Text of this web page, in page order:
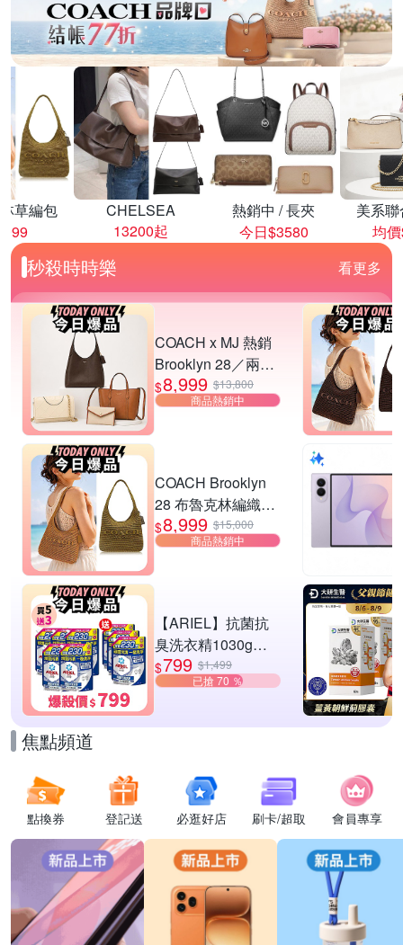
草編包
CHELSEA
13200起
熱銷中 / 長夾
今日$3580
美系
均
秒殺時時樂 看更多
COACH x MJ 熱銷
Brooklyn 28／兩用
／斜背包均一價-多
款可選
$8,999 $13,800
商品熱銷中
COACH Brooklyn
28 布魯克林編織款
單肩包-橄欖綠
$8,999 $15,000
商品熱銷中
【ARIEL】抗菌抗
臭洗衣精1030g補
充包 X8 (抗菌去漬/
室內晾曬) 兩款任選
$799 $1,499
已搶 70 ％
焦點頻道
點換券 登記送 必逛好店 刷卡/超取 會員專享